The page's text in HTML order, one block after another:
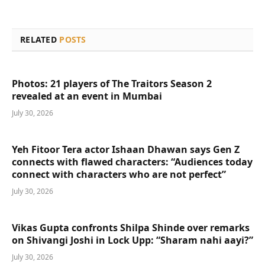
RELATED POSTS
Photos: 21 players of The Traitors Season 2
revealed at an event in Mumbai
July 30, 2026
Yeh Fitoor Tera actor Ishaan Dhawan says Gen Z
connects with flawed characters: “Audiences today
connect with characters who are not perfect”
July 30, 2026
Vikas Gupta confronts Shilpa Shinde over remarks
on Shivangi Joshi in Lock Upp: “Sharam nahi aayi?”
July 30, 2026